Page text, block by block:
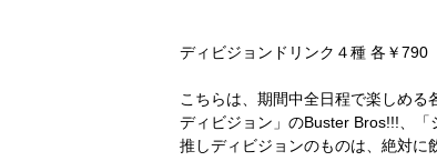
ディビジョンドリンク４種 各￥790
こちらは、期間中全日程で楽しめ
ディビジョン」のBuster Bros!!!、「
推しディビジョンのものは、絶対に